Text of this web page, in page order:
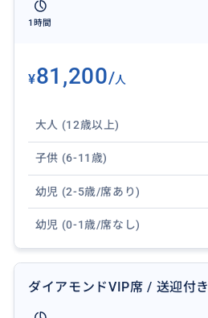
1時間
¥81,200/人
大人 (12歳以上)
子供 (6-11歳)
幼児 (2-5歳/席あり)
幼児 (0-1歳/席なし)
ダイアモンドVIP席 / 送迎付き